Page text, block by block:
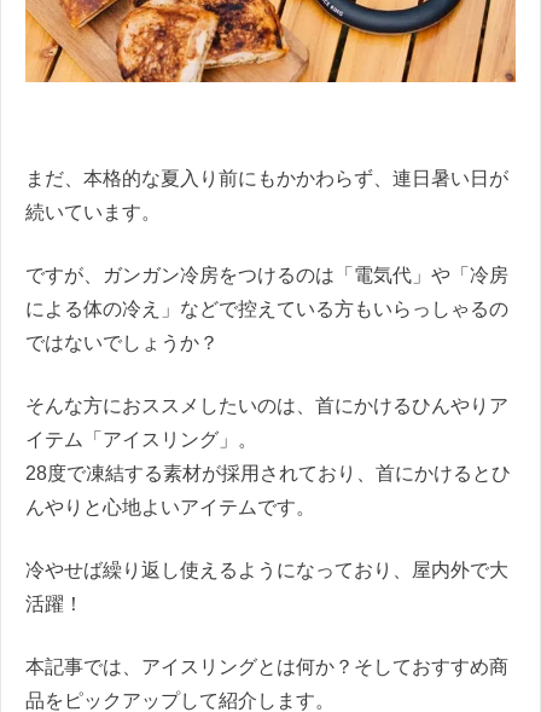
まだ、本格的な夏入り前にもかかわらず、連日暑い日が
続いています。
ですが、ガンガン冷房をつけるのは「電気代」や「冷房
による体の冷え」などで控えている方もいらっしゃるの
ではないでしょうか？
そんな方におススメしたいのは、首にかけるひんやりア
イテム「アイスリング」。
28度で凍結する素材が採用されており、首にかけるとひ
んやりと心地よいアイテムです。
冷やせば繰り返し使えるようになっており、屋内外で大
活躍！
本記事では、アイスリングとは何か？そしておすすめ商
品をピックアップして紹介します。